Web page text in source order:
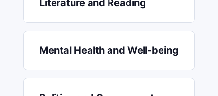
Literature and Reading
Mental Health and Well-being